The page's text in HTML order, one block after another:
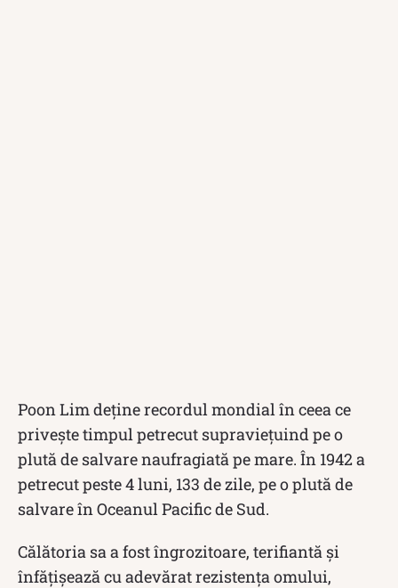
Poon Lim deține recordul mondial în ceea ce
privește timpul petrecut supraviețuind pe o
plută de salvare naufragiată pe mare. În 1942 a
petrecut peste 4 luni, 133 de zile, pe o plută de
salvare în Oceanul Pacific de Sud.
Călătoria sa a fost îngrozitoare, terifiantă și
înfățișează cu adevărat rezistența omului,